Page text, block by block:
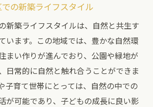
の新築ライフスタイル
新築ライフスタイルは、自然と共生す
います。この地域では、豊かな自然環
まい作りが進んでおり、公園や緑地が
日常的に自然と触れ合うことができま
子育て世帯にとっては、自然の中での
が可能であり、子どもの成長に良い影